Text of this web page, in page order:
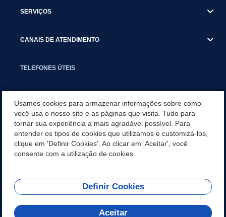
SERVIÇOS
CANAIS DE ATENDIMENTO
TELEFONES ÚTEIS
NOTÍCIAS
APLICATIVO
REDES SOCIAIS
Usamos cookies para armazenar informações sobre como
você usa o nosso site e as páginas que visita. Tudo para
tornar sua experiência a mais agradável possível. Para
entender os tipos de cookies que utilizamos e customizá-los,
clique em 'Definir Cookies'. Ao clicar em 'Aceitar', você
consente com a utilização de cookies.
Definir Cookies
Aceitar